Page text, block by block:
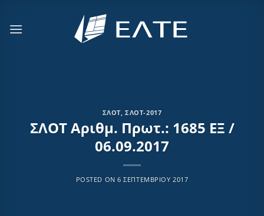
περιεχόμενο
ΣΛΟΤ ,ΣΛΟΤ-2017
ΣΛΟΤ Αριθμ. Πρωτ.: 1685 ΕΞ /
06.09.2017
POSTED ON6 ΣΕΠΤΕΜΒΡΊΟΥ 2017